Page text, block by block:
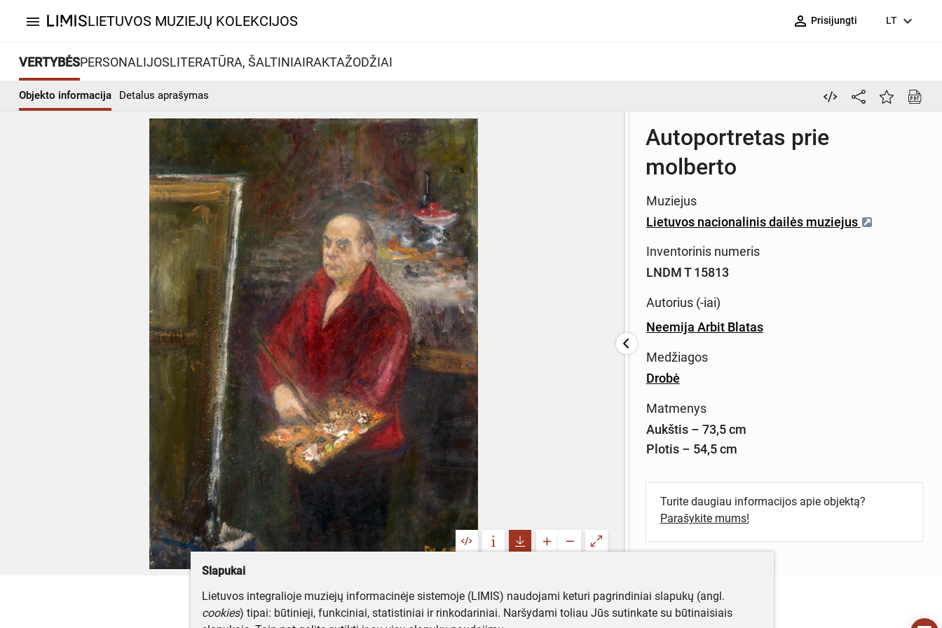
menu LIETUVOS MUZIEJŲ KOLEKCIJOS person_outline Prisijungti LT expand_more
VERTYBĖSPERSONALIJOSLITERATŪRA, ŠALTINIAIRAKTAŽODŽIAI
Objekto informacija Detalus aprašymas
Autoportretas prie
molberto
Muziejus
Lietuvos nacionalinis dailės muziejus
Inventorinis numeris
LNDM T 15813
Autorius (-iai)
Neemija Arbit Blatas
Medžiagos
Drobė
Matmenys
Aukštis – 73,5 cm
Plotis – 54,5 cm
Turite daugiau informacijos apie objektą?
Parašykite mums!
Slapukai
Lietuvos integralioje muziejų informacinėje sistemoje (LIMIS) naudojami keturi pagrindiniai slapukų (angl.
cookies) tipai: būtinieji, funkciniai, statistiniai ir rinkodariniai. Naršydami toliau Jūs sutinkate su būtinaisiais